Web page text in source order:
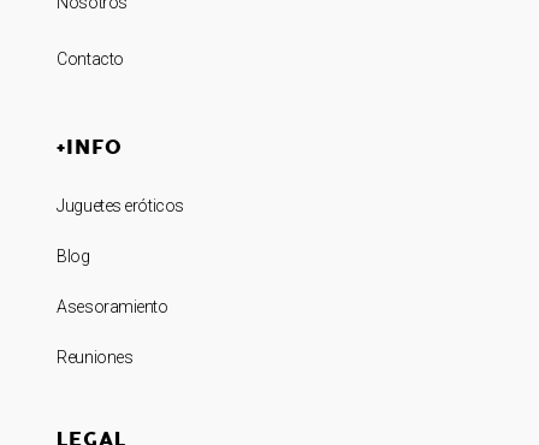
Contacto
+INFO
Juguetes eróticos
Blog
Asesoramiento
Reuniones
LEGAL